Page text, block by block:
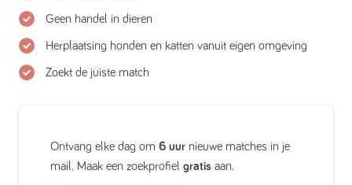
Geen handel in dieren
Herplaatsing honden en katten vanuit eigen omgeving
Zoekt de juiste match
Ontvang elke dag om 6 uur nieuwe matches in je
mail. Maak een zoekprofiel gratis aan.